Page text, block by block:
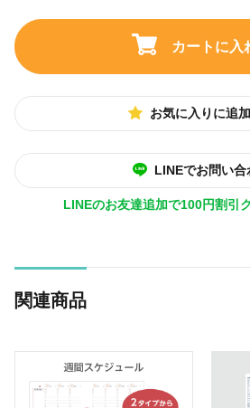
カートに入
お気に入りに追
LINEでお問い合
LINEのお友達追加で100円割引
関連商品